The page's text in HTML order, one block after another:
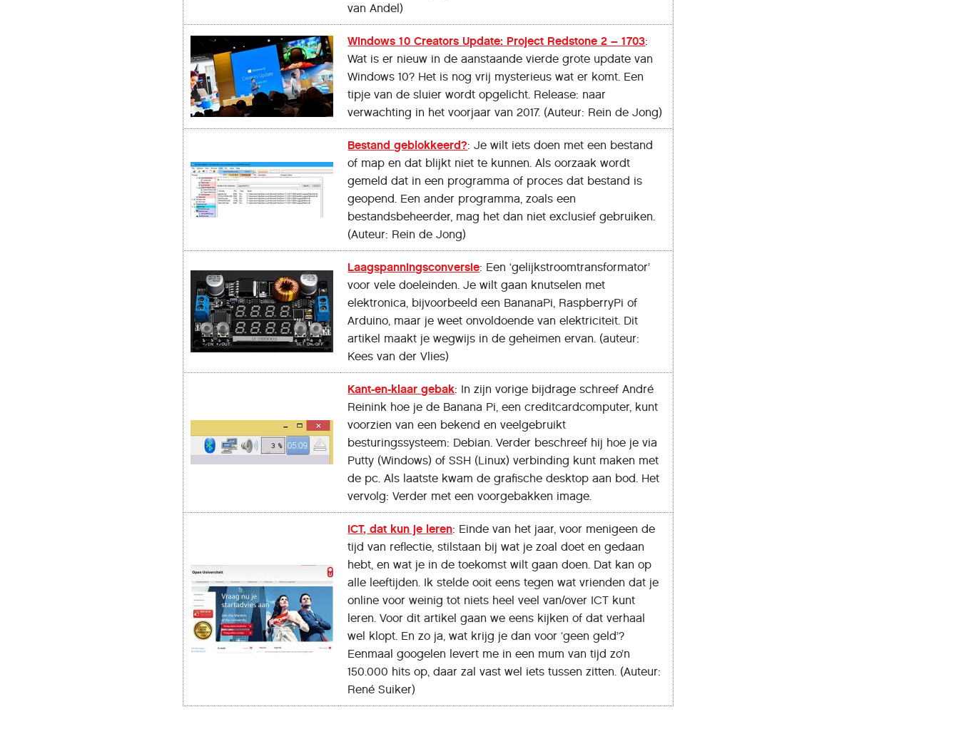
van Andel)
Windows 10 Creators Update: Project Redstone 2 – 1703:
Wat is er nieuw in de aanstaande vierde grote update van
Windows 10? Het is nog vrij mysterieus wat er komt. Een
tipje van de sluier wordt opgelicht. Release: naar
verwachting in het voorjaar van 2017. (Auteur: Rein de Jong)
Bestand geblokkeerd?: Je wilt iets doen met een bestand
of map en dat blijkt niet te kunnen. Als oorzaak wordt
gemeld dat in een programma of proces dat bestand is
geopend. Een ander programma, zoals een
bestandsbeheerder, mag het dan niet exclusief gebruiken.
(Auteur: Rein de Jong)
Laagspanningsconversie: Een ‘gelijkstroomtransformator’
voor vele doeleinden. Je wilt gaan knutselen met
elektronica, bijvoorbeeld een BananaPi, RaspberryPi of
Arduino, maar je weet onvoldoende van elektriciteit. Dit
artikel maakt je wegwijs in de geheimen ervan. (auteur:
Kees van der Vlies)
Kant-en-klaar gebak: In zijn vorige bijdrage schreef André
Reinink hoe je de Banana Pi, een creditcardcomputer, kunt
voorzien van een bekend en veelgebruikt
besturingssysteem: Debian. Verder beschreef hij hoe je via
Putty (Windows) of SSH (Linux) verbinding kunt maken met
de pc. Als laatste kwam de grafische desktop aan bod. Het
vervolg: Verder met een voorgebakken image.
ICT, dat kun je leren: Einde van het jaar, voor menigeen de
tijd van reflectie, stilstaan bij wat je zoal doet en gedaan
hebt, en wat je in de toekomst wilt gaan doen. Dat kan op
alle leeftijden. Ik stelde ooit eens tegen wat vrienden dat je
online voor weinig tot niets heel veel van/over ICT kunt
leren. Voor dit artikel gaan we eens kijken of dat verhaal
wel klopt. En zo ja, wat krijg je dan voor ‘geen geld’?
Eenmaal googelen levert me in een mum van tijd zo’n
150.000 hits op, daar zal vast wel iets tussen zitten. (Auteur:
René Suiker)